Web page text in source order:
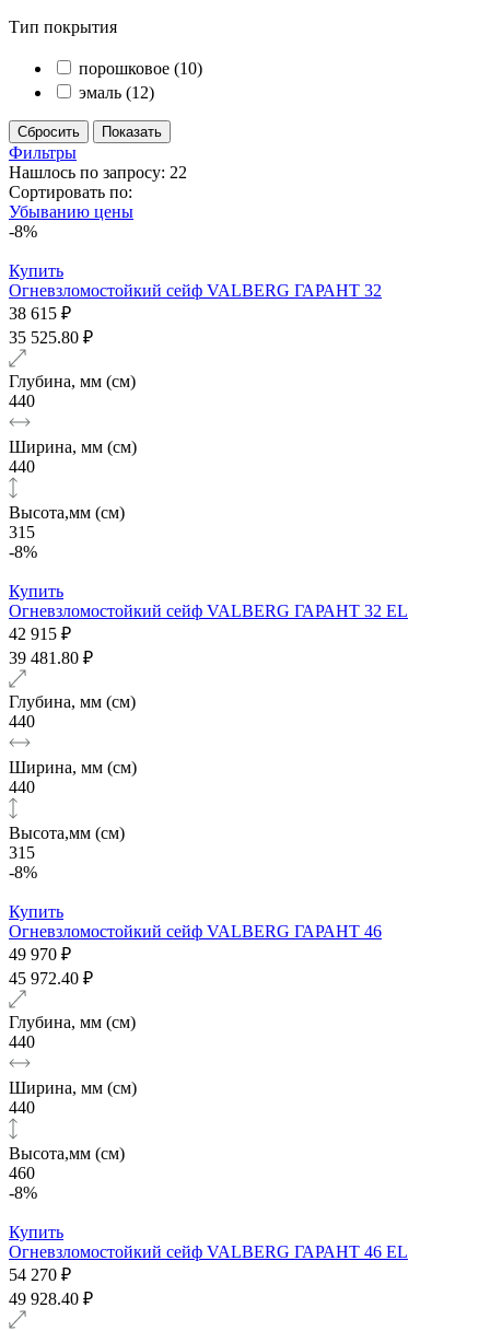
Тип покрытия
порошковое (10)
эмаль (12)
Фильтры
Нашлось по запросу: 22
Сортировать по:
Убыванию цены
-8%
Купить
Огневзломостойкий сейф VALBERG ГАРАНТ 32
38 615 ₽
35 525.80 ₽
Глубина, мм (см)
440
Ширина, мм (см)
440
Высота,мм (см)
315
-8%
Купить
Огневзломостойкий сейф VALBERG ГАРАНТ 32 EL
42 915 ₽
39 481.80 ₽
Глубина, мм (см)
440
Ширина, мм (см)
440
Высота,мм (см)
315
-8%
Купить
Огневзломостойкий сейф VALBERG ГАРАНТ 46
49 970 ₽
45 972.40 ₽
Глубина, мм (см)
440
Ширина, мм (см)
440
Высота,мм (см)
460
-8%
Купить
Огневзломостойкий сейф VALBERG ГАРАНТ 46 EL
54 270 ₽
49 928.40 ₽